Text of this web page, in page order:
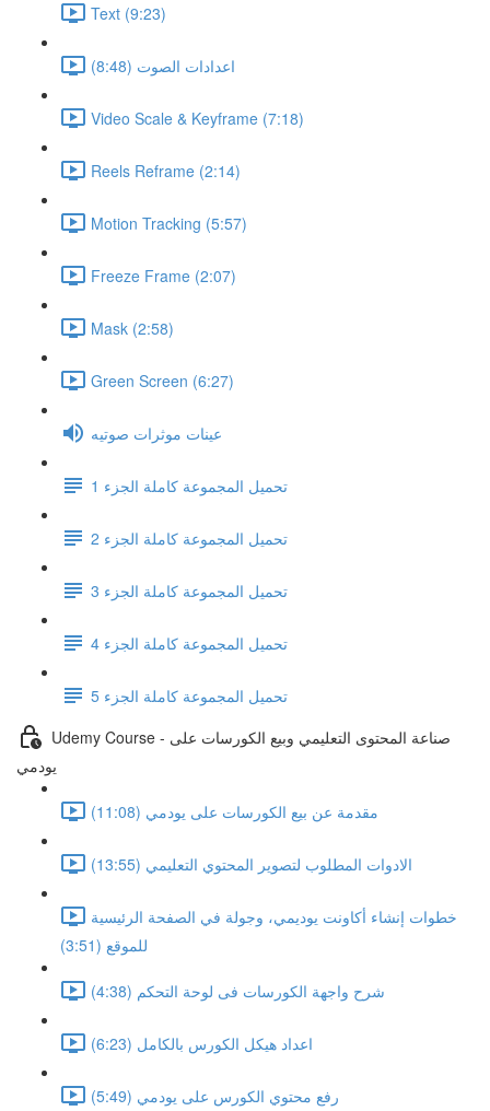
Text (9:23)
اعدادات الصوت (8:48)
Video Scale & Keyframe (7:18)
Reels Reframe (2:14)
Motion Tracking (5:57)
Freeze Frame (2:07)
Mask (2:58)
Green Screen (6:27)
عينات موثرات صوتيه
تحميل المجموعة كاملة الجزء 1
تحميل المجموعة كاملة الجزء 2
تحميل المجموعة كاملة الجزء 3
تحميل المجموعة كاملة الجزء 4
تحميل المجموعة كاملة الجزء 5
Udemy Course - صناعة المحتوى التعليمي وبيع الكورسات على
يودمي
مقدمة عن بيع الكورسات على يودمي (11:08)
الادوات المطلوب لتصوير المحتوي التعليمي (13:55)
خطوات إنشاء أكاونت يوديمي، وجولة في الصفحة الرئيسية
للموقع (3:51)
شرح واجهة الكورسات فى لوحة التحكم (4:38)
اعداد هيكل الكورس بالكامل (6:23)
رفع محتوي الكورس على يودمي (5:49)